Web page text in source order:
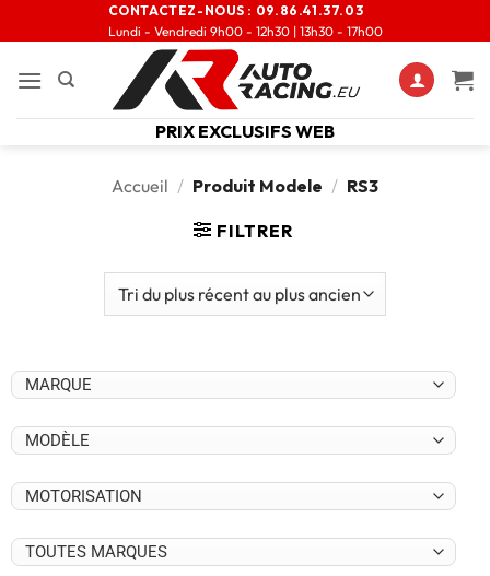
CONTACTEZ-NOUS : 09.86.41.37.03
Lundi - Vendredi 9h00 - 12h30 | 13h30 - 17h00
PRIX EXCLUSIFS WEB
Accueil / Produit Modele / RS3
FILTRER